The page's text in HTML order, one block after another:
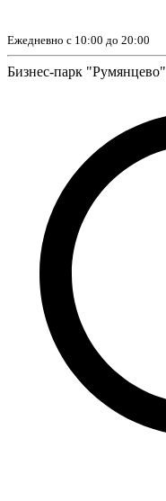
Ежедневно с 10:00 до 20:00
Бизнес-парк "Румянцево"